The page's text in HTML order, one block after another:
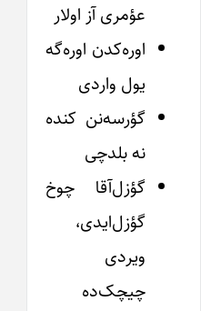
عؤمری آز اولار
اوره‌کدن اوره‌گه
یول واردی
گؤرسه‌نن کنده
نه بلدچی
گؤزل‌آقا چوخ
گؤزل‌ایدی،
ویردی
چیچک‌ده